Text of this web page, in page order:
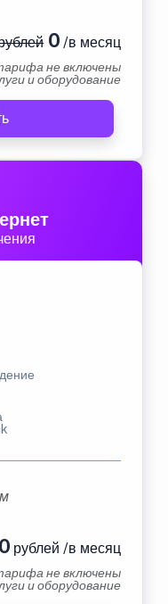
0 /в месяц
не включены
и оборудование
рублей /в месяц
не включены
и оборудование